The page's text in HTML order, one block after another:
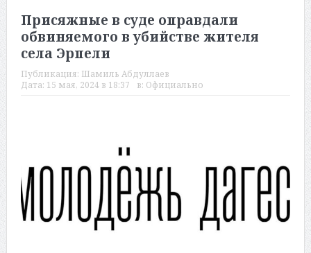
Присяжные в суде оправдали
обвиняемого в убийстве жителя
села Эрпели
Публикация: Шамиль Абдуллаев
Дата: 15 мая, 2024 в 18:37 в: Официально